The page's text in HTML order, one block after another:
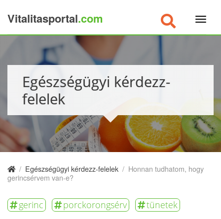
Vitalitasportal.com
Egészségügyi kérdezz-
felelek
/ Egészségügyi kérdezz-felelek / Honnan tudhatom, hogy
gerincsérvem van-e?
gerinc porckorongsérv tünetek
×